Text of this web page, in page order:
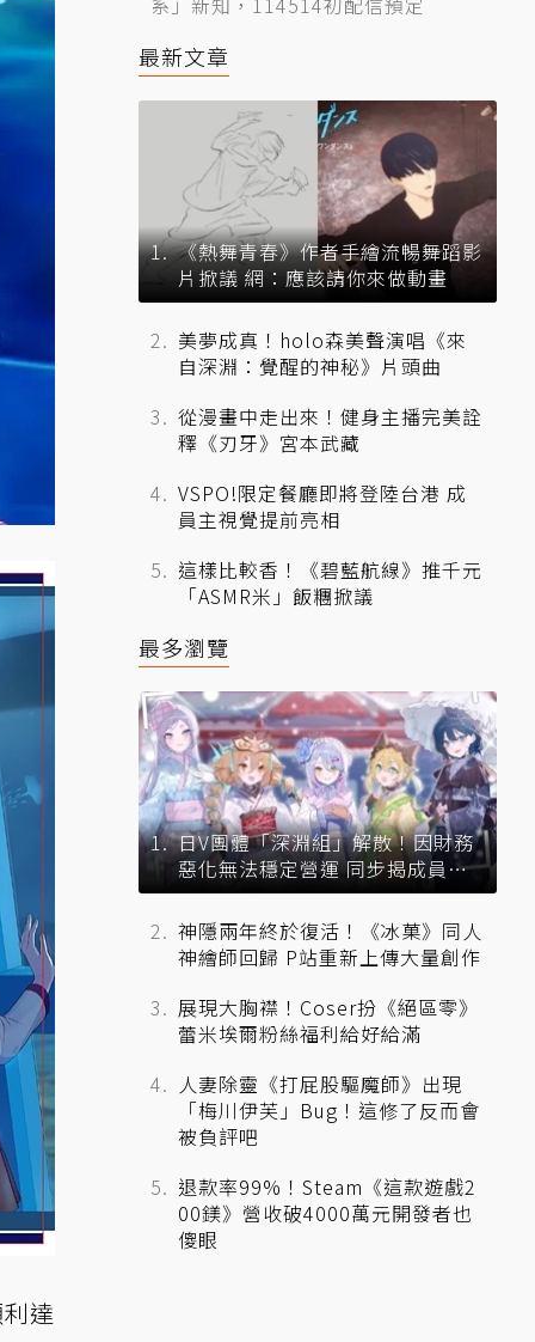
達
最新文章
《熱舞青春》作者手繪流暢舞蹈影
片掀議 網：應該請你來做動畫
美夢成真！holo森美聲演唱《來
自深淵：覺醒的神秘》片頭曲
從漫畫中走出來！健身主播完美詮
釋《刃牙》宮本武藏
VSPO!限定餐廳即將登陸台港 成
員主視覺提前亮相
這樣比較香！《碧藍航線》推千元
「ASMR米」飯糰掀議
最多瀏覽
日V團體「深淵組」解散！因財務
惡化無法穩定營運 同步揭成員未
來去向
神隱兩年終於復活！《冰菓》同人
神繪師回歸 P站重新上傳大量創作
展現大胸襟！Coser扮《絕區零》
蕾米埃爾粉絲福利給好給滿
人妻除靈《打屁股驅魔師》出現
「梅川伊芙」Bug！這修了反而會
被負評吧
退款率99%！Steam《這款遊戲2
00鎂》營收破4000萬元開發者也
傻眼